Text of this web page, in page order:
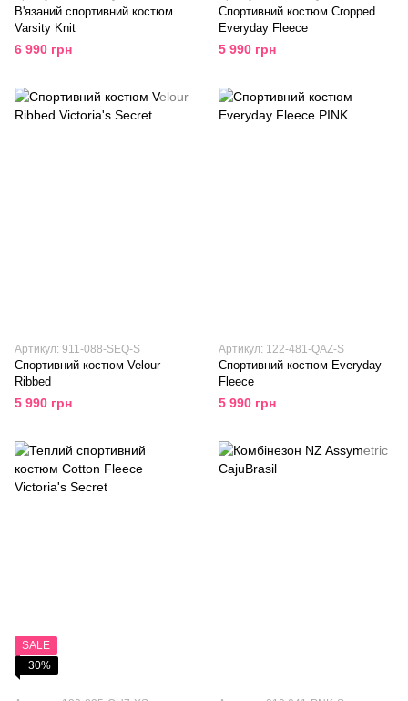
В'язаний cпортивний костюм
Varsity Knit
6 990 грн
Спортивний костюм Cropped
Everyday Fleece
5 990 грн
Артикул: 911-088-SEQ-S
Спортивний костюм Velour
Ribbed
5 990 грн
Артикул: 122-481-QAZ-S
Спортивний костюм Everyday
Fleece
5 990 грн
SALE
−30%